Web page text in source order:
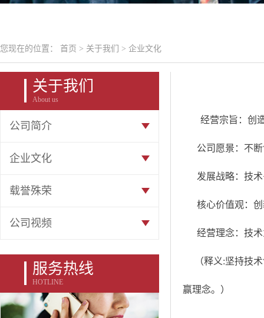
您现在的位置： 首页 > 关于我们 > 企业文化
关于我们
About us
公司简介
企业文化
载誉殊荣
公司视频
服务热线
HOTLINE
经营宗旨：创
公司愿景：不断
发展战略：技术
核心价值观：创
经营理念：技术
（释义:坚持技术
赢理念。）